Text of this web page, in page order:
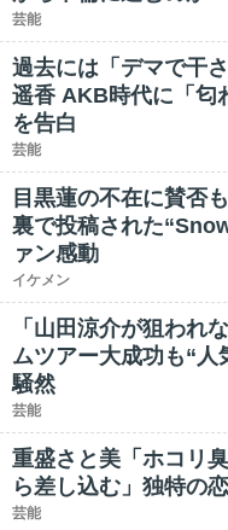
芸能
過去には「デマで干
遥香 AKB時代に「匂
を告白
芸能
目黒蓮の不在に賛否
裏で投稿された
ァン感動
イケメン
「山田涼介が狙われ
ムツアー大成功も“
騒然
芸能
重盛さと美「ホコリ
ら差し込む」独特の
芸能